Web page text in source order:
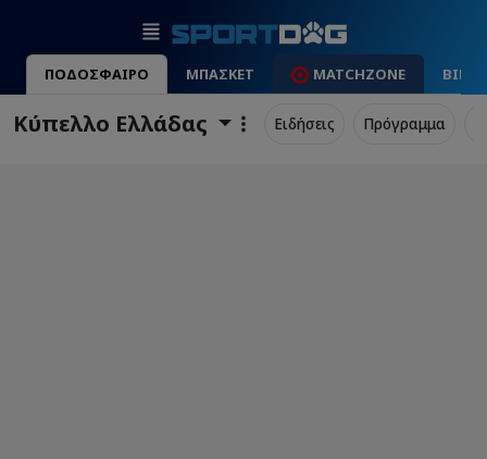
ΠΟΔΟΣΦΑΙΡΟ ΜΠΑΣΚΕΤ MATCHZONE
Κύπελλο Ελλάδας Ειδήσεις Πρόγραμμα